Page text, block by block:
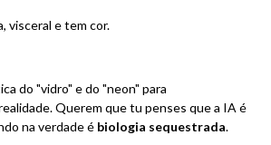
visceral e tem cor.
do "vidro" e do "neon" para
Querem que tu penses que a IA é
na verdade é biologia sequestrada.